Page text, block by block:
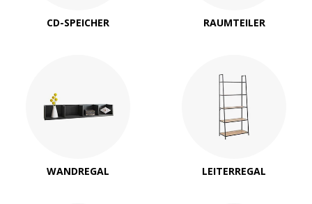
CD-SPEICHER RAUMTEILER
WANDREGAL LEITERREGAL